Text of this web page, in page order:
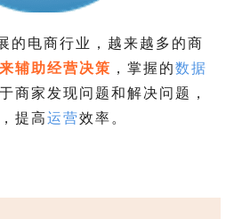
的电商行业，越来越多的商
来辅助经营决策 ，掌握的数据
商家发现问题和解决问题，
提高运营效率。